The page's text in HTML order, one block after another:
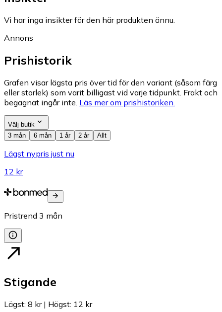
Vi har inga insikter för den här produkten ännu.
Annons
Prishistorik
Grafen visar lägsta pris över tid för den variant (såsom färg
eller storlek) som varit billigast vid varje tidpunkt. Frakt och
begagnat ingår inte. Läs mer om prishistoriken.
Välj butik
3 mån
6 mån 1 år 2 år Allt
Lägst nypris just nu
12 kr
Pristrend 3 mån
Stigande
Lägst: 8 kr| Högst: 12 kr